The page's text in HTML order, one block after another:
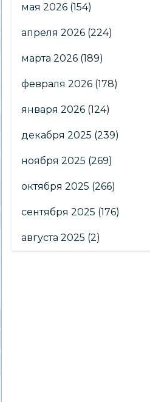
мая 2026 (154)
апреля 2026 (224)
марта 2026 (189)
февраля 2026 (178)
января 2026 (124)
декабря 2025 (239)
ноября 2025 (269)
октября 2025 (266)
сентября 2025 (176)
августа 2025 (2)